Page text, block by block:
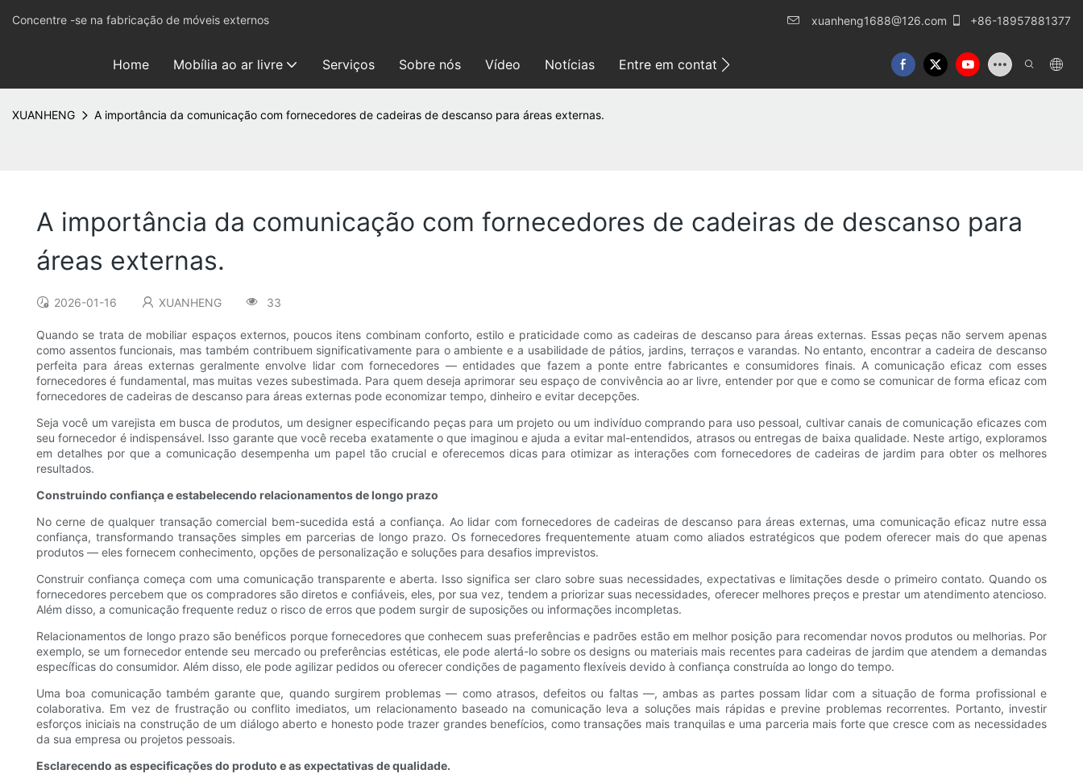
Concentre -se na fabricação de móveis externos xuanheng1688@126.com +86-18957881377
Home Mobília ao ar livre Serviços Sobre nós Vídeo Notícias Entre em contato conosco
XUANHENG A importância da comunicação com fornecedores de cadeiras de descanso para áreas externas.
A importância da comunicação com fornecedores de cadeiras de descanso para
áreas externas.
2026-01-16 XUANHENG 33
Quando se trata de mobiliar espaços externos, poucos itens combinam conforto, estilo e praticidade como as cadeiras de descanso para áreas externas. Essas peças não servem apenas
como assentos funcionais, mas também contribuem significativamente para o ambiente e a usabilidade de pátios, jardins, terraços e varandas. No entanto, encontrar a cadeira de descanso
perfeita para áreas externas geralmente envolve lidar com fornecedores — entidades que fazem a ponte entre fabricantes e consumidores finais. A comunicação eficaz com esses
fornecedores é fundamental, mas muitas vezes subestimada. Para quem deseja aprimorar seu espaço de convivência ao ar livre, entender por que e como se comunicar de forma eficaz com
fornecedores de cadeiras de descanso para áreas externas pode economizar tempo, dinheiro e evitar decepções.
Seja você um varejista em busca de produtos, um designer especificando peças para um projeto ou um indivíduo comprando para uso pessoal, cultivar canais de comunicação eficazes com
seu fornecedor é indispensável. Isso garante que você receba exatamente o que imaginou e ajuda a evitar mal-entendidos, atrasos ou entregas de baixa qualidade. Neste artigo, exploramos
em detalhes por que a comunicação desempenha um papel tão crucial e oferecemos dicas para otimizar as interações com fornecedores de cadeiras de jardim para obter os melhores
resultados.
Construindo confiança e estabelecendo relacionamentos de longo prazo
No cerne de qualquer transação comercial bem-sucedida está a confiança. Ao lidar com fornecedores de cadeiras de descanso para áreas externas, uma comunicação eficaz nutre essa
confiança, transformando transações simples em parcerias de longo prazo. Os fornecedores frequentemente atuam como aliados estratégicos que podem oferecer mais do que apenas
produtos — eles fornecem conhecimento, opções de personalização e soluções para desafios imprevistos.
Construir confiança começa com uma comunicação transparente e aberta. Isso significa ser claro sobre suas necessidades, expectativas e limitações desde o primeiro contato. Quando os
fornecedores percebem que os compradores são diretos e confiáveis, eles, por sua vez, tendem a priorizar suas necessidades, oferecer melhores preços e prestar um atendimento atencioso.
Além disso, a comunicação frequente reduz o risco de erros que podem surgir de suposições ou informações incompletas.
Relacionamentos de longo prazo são benéficos porque fornecedores que conhecem suas preferências e padrões estão em melhor posição para recomendar novos produtos ou melhorias. Por
exemplo, se um fornecedor entende seu mercado ou preferências estéticas, ele pode alertá-lo sobre os designs ou materiais mais recentes para cadeiras de jardim que atendem a demandas
específicas do consumidor. Além disso, ele pode agilizar pedidos ou oferecer condições de pagamento flexíveis devido à confiança construída ao longo do tempo.
Uma boa comunicação também garante que, quando surgirem problemas — como atrasos, defeitos ou faltas —, ambas as partes possam lidar com a situação de forma profissional e
colaborativa. Em vez de frustração ou conflito imediatos, um relacionamento baseado na comunicação leva a soluções mais rápidas e previne problemas recorrentes. Portanto, investir
esforços iniciais na construção de um diálogo aberto e honesto pode trazer grandes benefícios, como transações mais tranquilas e uma parceria mais forte que cresce com as necessidades
da sua empresa ou projetos pessoais.
Esclarecendo as especificações do produto e as expectativas de qualidade.